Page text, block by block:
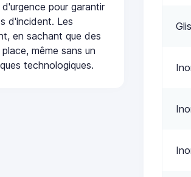
pour garantir
d'incident. Les
en sachant que des
même sans un
technologiques.